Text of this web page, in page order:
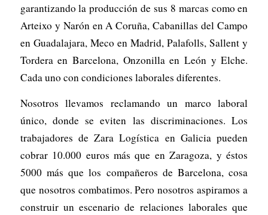
garantizando la producción de sus 8 marcas como en
Arteixo y Narón en A Coruña, Cabanillas del Campo
en Guadalajara, Meco en Madrid, Palafolls, Sallent y
Tordera en Barcelona, Onzonilla en León y Elche.
Cada uno con condiciones laborales diferentes.
Nosotros llevamos reclamando un marco laboral
único, donde se eviten las discriminaciones. Los
trabajadores de Zara Logística en Galicia pueden
cobrar 10.000 euros más que en Zaragoza, y éstos
5000 más que los compañeros de Barcelona, cosa
que nosotros combatimos. Pero nosotros aspiramos a
construir un escenario de relaciones laborales que